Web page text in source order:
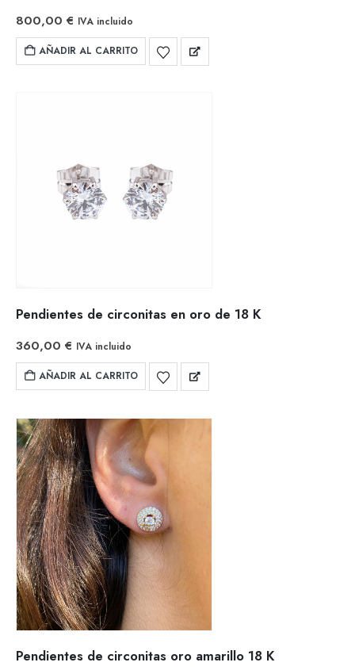
800,00 € IVA incluido
AÑADIR AL CARRITO
Pendientes de circonitas en oro de 18 K
360,00 € IVA incluido
AÑADIR AL CARRITO
Pendientes de circonitas oro amarillo 18 K